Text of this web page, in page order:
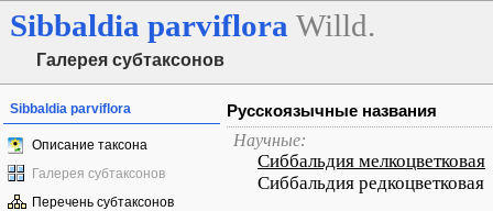
Sibbaldia parviflora Willd.
Галерея субтаксонов
Sibbaldia parviflora
Описание таксона
Галерея субтаксонов
Перечень субтаксонов
Русскоязычные названия
Научные:
Сиббальдия мелкоцветковая
Сиббальдия редкоцветковая